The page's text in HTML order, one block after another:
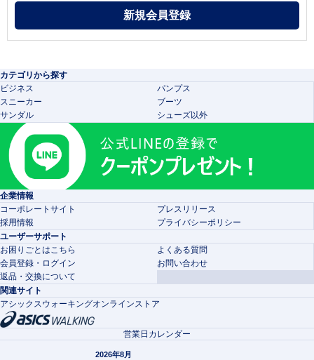
カテゴリから探す
ビジネス
パンプス
スニーカー
ブーツ
サンダル
シューズ以外
企業情報
コーポレートサイト
プレスリリース
採用情報
プライバシーポリシー
ユーザーサポート
お困りごとはこちら
よくある質問
会員登録・ログイン
お問い合わせ
返品・交換について
関連サイト
アシックスウォーキングオンラインストア
営業日カレンダー
2026年8月